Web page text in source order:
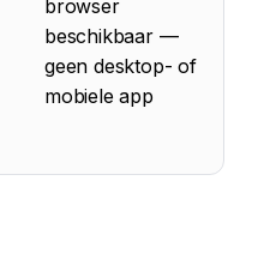
browser
beschikbaar —
geen desktop- of
mobiele app